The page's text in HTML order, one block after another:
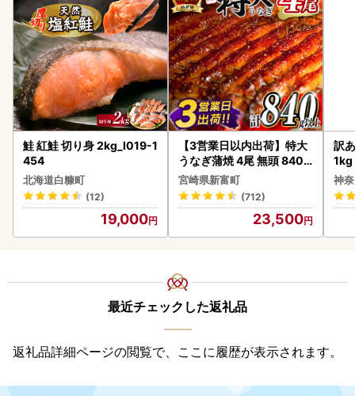
鮭 紅鮭 切り身 2kg_I019-1
454
北海道白糠町
(12)
19,000
【3営業日以内出荷】特大
うなぎ蒲焼 4尾 無頭 840g
以上 C388-840-3D
宮崎県新富町
(712)
23,500
訳
1kg
神
最近チェックした返礼品
返礼品詳細ページの閲覧で、ここに履歴が表示されます。